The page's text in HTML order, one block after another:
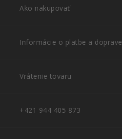
Ako nakupovať
Informácie o platbe a doprave
Vrátenie tovaru
+421 944 405 873